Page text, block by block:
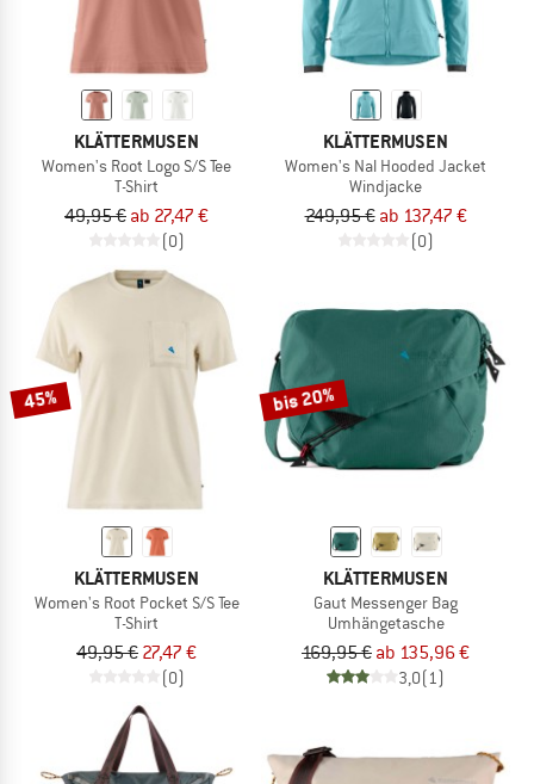
KLÄTTERMUSEN
Women's Root Logo S/S Tee
T-Shirt
49,95 € ab 27,47 €
(0)
KLÄTTERMUSEN
Women's Nal Hooded Jacket
Windjacke
249,95 € ab 137,47 €
(0)
45%
KLÄTTERMUSEN
Women's Root Pocket S/S Tee
T-Shirt
49,95 € 27,47 €
(0)
bis 20%
KLÄTTERMUSEN
Gaut Messenger Bag
Umhängetasche
169,95 € ab 135,96 €
3,0(1)